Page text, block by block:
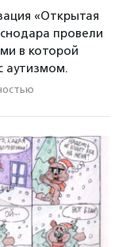
«Открытая
провели
в которой
аутизмом.